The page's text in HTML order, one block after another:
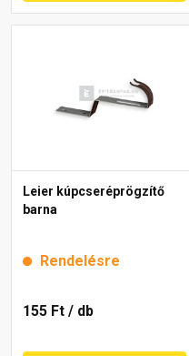
Leier kúpcseréprögzítő
barna
Rendelésre
155 Ft / db